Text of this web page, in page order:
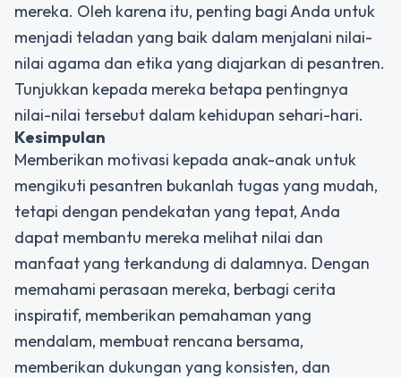
mereka. Oleh karena itu, penting bagi Anda untuk
menjadi teladan yang baik dalam menjalani nilai-
nilai agama dan etika yang diajarkan di pesantren.
Tunjukkan kepada mereka betapa pentingnya
nilai-nilai tersebut dalam kehidupan sehari-hari.
Kesimpulan
Memberikan motivasi kepada anak-anak untuk
mengikuti pesantren bukanlah tugas yang mudah,
tetapi dengan pendekatan yang tepat, Anda
dapat membantu mereka melihat nilai dan
manfaat yang terkandung di dalamnya. Dengan
memahami perasaan mereka, berbagi cerita
inspiratif, memberikan pemahaman yang
mendalam, membuat rencana bersama,
memberikan dukungan yang konsisten, dan